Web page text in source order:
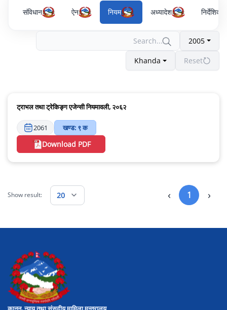
संविधान ऐन नियम अध्यादेश निर्देशिका
2005
Khanda Reset
ट्राभल तथा ट्रेकिङ्ग एजेन्सी नियमावली, २०६२
2061 खण्ड: ९ क
Download PDF
Show result: 20 ‹ 1 ›